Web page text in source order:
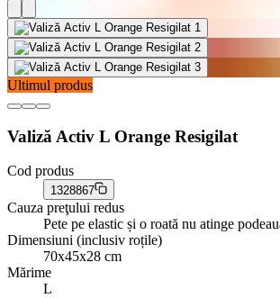
Ultimul produs
Valiză Activ L Orange Resigilat
Cod produs
1328867
Cauza preţului redus
Pete pe elastic și o roată nu atinge
Dimensiuni (inclusiv roțile)
70x45x28 cm
Mărime
L